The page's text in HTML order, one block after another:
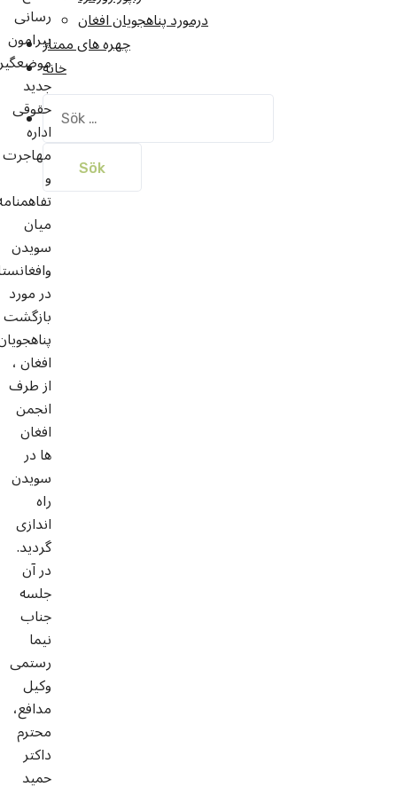
درمورد پناهجويان افغان
چهره های ممتاز
خانه
efter:
رسانی
پیرامون
جدید
حقوقی
اداره
مهاجرت
و
میان
سویدن
در مورد
بازگشت
افغان ،
از طرف
انجمن
افغان
ها در
سویدن
راه
اندازی
گردید.
در آن
جلسه
جناب
نیما
رستمی
وکیل
مدافع،
محترم
داکتر
حمید